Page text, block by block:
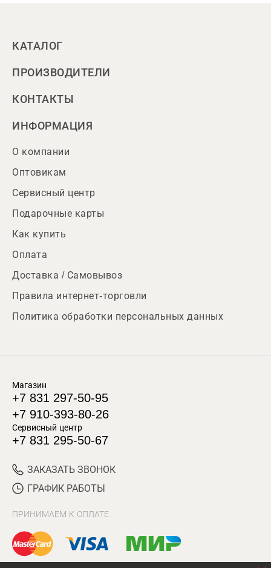
КАТАЛОГ
ПРОИЗВОДИТЕЛИ
КОНТАКТЫ
ИНФОРМАЦИЯ
О компании
Оптовикам
Сервисный центр
Подарочные карты
Как купить
Оплата
Доставка / Самовывоз
Правила интернет-торговли
Политика обработки персональных данных
Магазин
+7 831 297-50-95
+7 910-393-80-26
Сервисный центр
+7 831 295-50-67
ЗАКАЗАТЬ ЗВОНОК
ГРАФИК РАБОТЫ
ПРИНИМАЕМ К ОПЛАТЕ